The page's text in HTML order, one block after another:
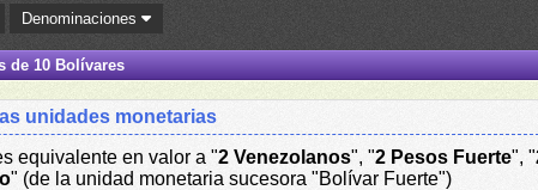
Denominaciones
de 10 Bolívares
unidades monetarias
equivalente en valor a "2 Venezolanos", "2 Pesos Fuerte", "
" (de la unidad monetaria sucesora "Bolívar Fuerte")